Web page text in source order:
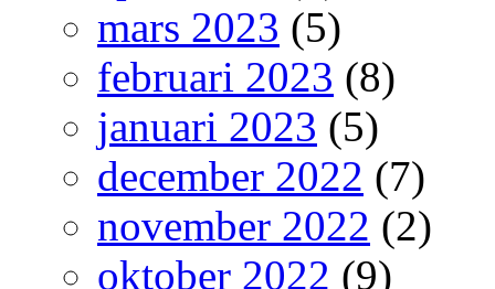
mars 2023 (5)
februari 2023 (8)
januari 2023 (5)
december 2022 (7)
november 2022 (2)
oktober 2022 (9)